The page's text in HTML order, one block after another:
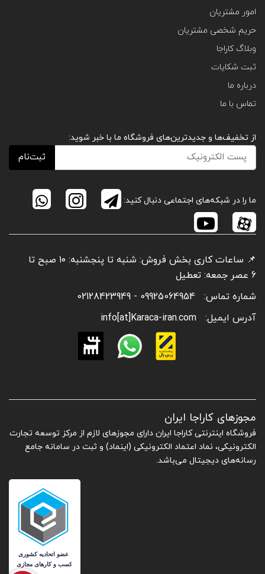
امور مشتریان
حریم شخصی مشتریان
وبلاگ کاراجا
ثبت شکایات
درباره ما
تماس با ما
از تخفیف‌ها و جدیدترین‌های فروشگاه ما با خبر شوید:
ثبت‌نام
ما را در شبکه‌های اجتماعی دنبال کنید:
📌 ساعات کاری بخش فروش: شنبه تا پنجشنبه: ۱۰ صبح تا
6 عصر جمعه: تعطیل
شماره تماس:
09925064954 - 02128423949
آدرس ایمیل:
info[at]Karaca-iran.com
مجوزهای کاراجا ایران
فروشگاه اینترنتی کاراجا ایران دارای مجوزهای لازم از مرکز توسعه تجارت
الکترونیکی، نماد اعتماد الکترونیکی (اینماد) و ثبت در سامانه جامع
رسانه‌های دیجیتال می‌باشد.